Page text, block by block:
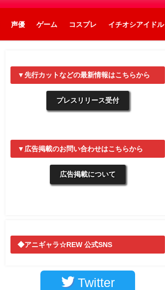
声優 ゲーム コスプレ イチオシアイドル
▼先行カットなどの最新情報はこちらから
プレスリリース受付
▼広告掲載のお問い合わせはこちらから
広告掲載について
◆アニギャラ☆REW 公式SNS
Twitter